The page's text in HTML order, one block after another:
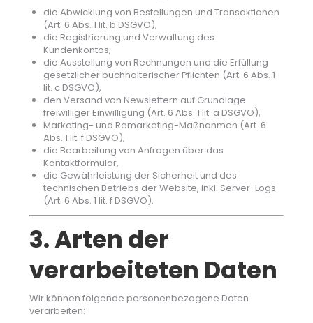
die Abwicklung von Bestellungen und Transaktionen
(Art. 6 Abs. 1 lit. b DSGVO),
die Registrierung und Verwaltung des
Kundenkontos,
die Ausstellung von Rechnungen und die Erfüllung
gesetzlicher buchhalterischer Pflichten (Art. 6 Abs. 1
lit. c DSGVO),
den Versand von Newslettern auf Grundlage
freiwilliger Einwilligung (Art. 6 Abs. 1 lit. a DSGVO),
Marketing- und Remarketing-Maßnahmen (Art. 6
Abs. 1 lit. f DSGVO),
die Bearbeitung von Anfragen über das
Kontaktformular,
die Gewährleistung der Sicherheit und des
technischen Betriebs der Website, inkl. Server-Logs
(Art. 6 Abs. 1 lit. f DSGVO).
3. Arten der
verarbeiteten Daten
Wir können folgende personenbezogene Daten
verarbeiten: